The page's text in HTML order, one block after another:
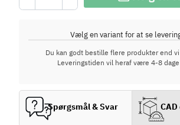
Vælg en variant for at se
Du kan godt bestille flere produkter end vi
Leveringstiden vil heraf være 4-8
Spørgsmål & Svar